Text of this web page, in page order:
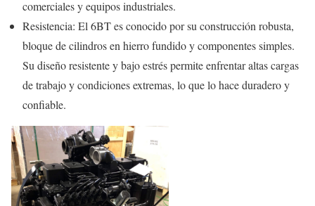
comerciales y equipos industriales.
Resistencia: El 6BT es conocido por su construcción robusta,
bloque de cilindros en hierro fundido y componentes simples.
Su diseño resistente y bajo estrés permite enfrentar altas cargas
de trabajo y condiciones extremas, lo que lo hace duradero y
confiable.